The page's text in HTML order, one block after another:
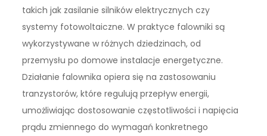
takich jak zasilanie silników elektrycznych czy
systemy fotowoltaiczne. W praktyce falowniki są
wykorzystywane w różnych dziedzinach, od
przemysłu po domowe instalacje energetyczne.
Działanie falownika opiera się na zastosowaniu
tranzystorów, które regulują przepływ energii,
umożliwiając dostosowanie częstotliwości i napięcia
prądu zmiennego do wymagań konkretnego